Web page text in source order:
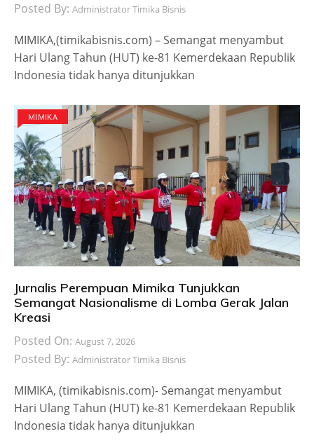
Posted By: Administrator Timika Bisnis
MIMIKA,(timikabisnis.com) – Semangat menyambut
Hari Ulang Tahun (HUT) ke-81 Kemerdekaan Republik
Indonesia tidak hanya ditunjukkan
MIMIKA
Jurnalis Perempuan Mimika Tunjukkan
Semangat Nasionalisme di Lomba Gerak Jalan
Kreasi
Posted On: August 7, 2026
Posted By: Administrator Timika Bisnis
MIMIKA, (timikabisnis.com)- Semangat menyambut
Hari Ulang Tahun (HUT) ke-81 Kemerdekaan Republik
Indonesia tidak hanya ditunjukkan